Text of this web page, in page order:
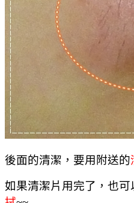
後面的清潔，要用附送的
如果清潔片用完了，也可